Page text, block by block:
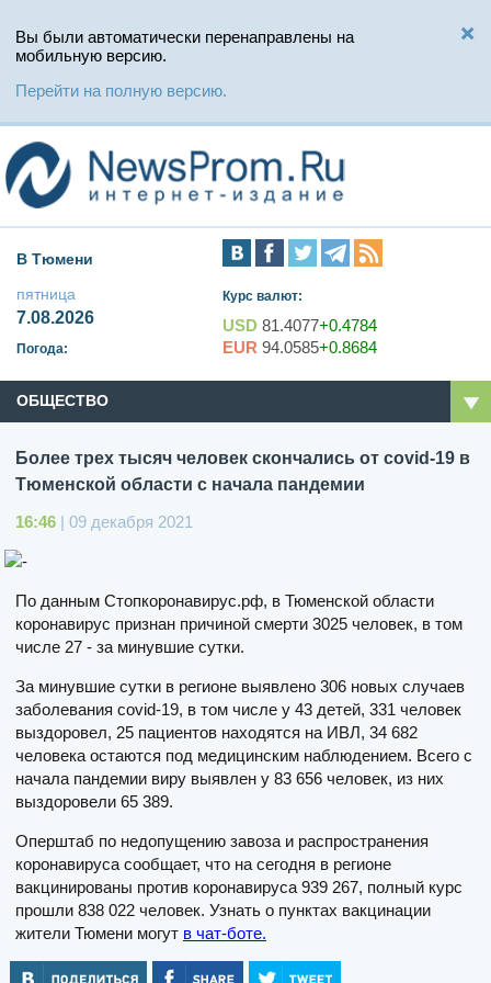
Вы были автоматически перенаправлены на
мобильную версию.
Перейти на полную версию.
В Тюмени
пятница
7.08.2026
Погода:
Курс валют:
USD 81.4077+0.4784
EUR 94.0585+0.8684
ОБЩЕСТВО
Более трех тысяч человек скончались от covid-19 в
Тюменской области с начала пандемии
16:46 | 09 декабря 2021
По данным Стопкоронавирус.рф, в Тюменской области
коронавирус признан причиной смерти 3025 человек, в том
числе 27 - за минувшие сутки.
За минувшие сутки в регионе выявлено 306 новых случаев
заболевания covid-19, в том числе у 43 детей, 331 человек
выздоровел, 25 пациентов находятся на ИВЛ, 34 682
человека остаются под медицинским наблюдением. Всего с
начала пандемии виру выявлен у 83 656 человек, из них
выздоровели 65 389.
Оперштаб по недопущению завоза и распространения
коронавируса сообщает, что на сегодня в регионе
вакцинированы против коронавируса 939 267, полный курс
прошли 838 022 человек. Узнать о пунктах вакцинации
жители Тюмени могут в чат-боте.